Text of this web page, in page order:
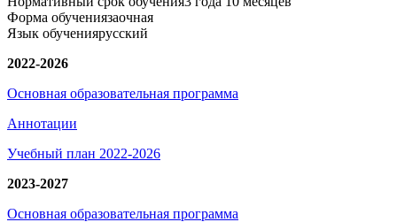
Форма обучениязаочная
Язык обучениярусский
2022-2026
Основная образовательная программа
Аннотации
Учебный план 2022-2026
2023-2027
Основная образовательная программа